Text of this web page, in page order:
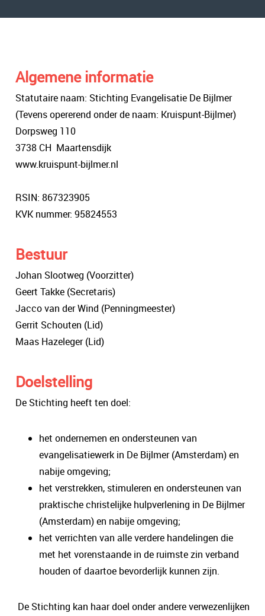
Algemene informatie
Statutaire naam: Stichting Evangelisatie De Bijlmer
(Tevens opererend onder de naam: Kruispunt-Bijlmer)
Dorpsweg 110
3738 CH Maartensdijk
www.kruispunt-bijlmer.nl
RSIN: 867323905
KVK nummer: 95824553
Bestuur
Johan Slootweg (Voorzitter)
Geert Takke (Secretaris)
Jacco van der Wind (Penningmeester)
Gerrit Schouten (Lid)
Maas Hazeleger (Lid)
Doelstelling
De Stichting heeft ten doel:
het ondernemen en ondersteunen van
evangelisatiewerk in De Bijlmer (Amsterdam) en
nabije omgeving;
het verstrekken, stimuleren en ondersteunen van
praktische christelijke hulpverlening in De Bijlmer
(Amsterdam) en nabije omgeving;
het verrichten van alle verdere handelingen die
met het vorenstaande in de ruimste zin verband
houden of daartoe bevorderlijk kunnen zijn.
De Stichting kan haar doel onder andere verwezenlijken